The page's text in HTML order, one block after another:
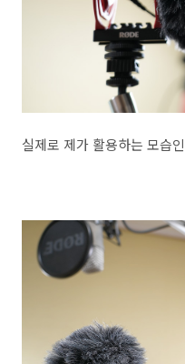
실제로 제가 활용하는 모습